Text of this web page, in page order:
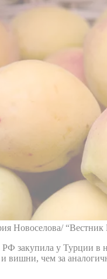
Новоселова/ “Вестник
закупила у Турции в
и вишни, чем за